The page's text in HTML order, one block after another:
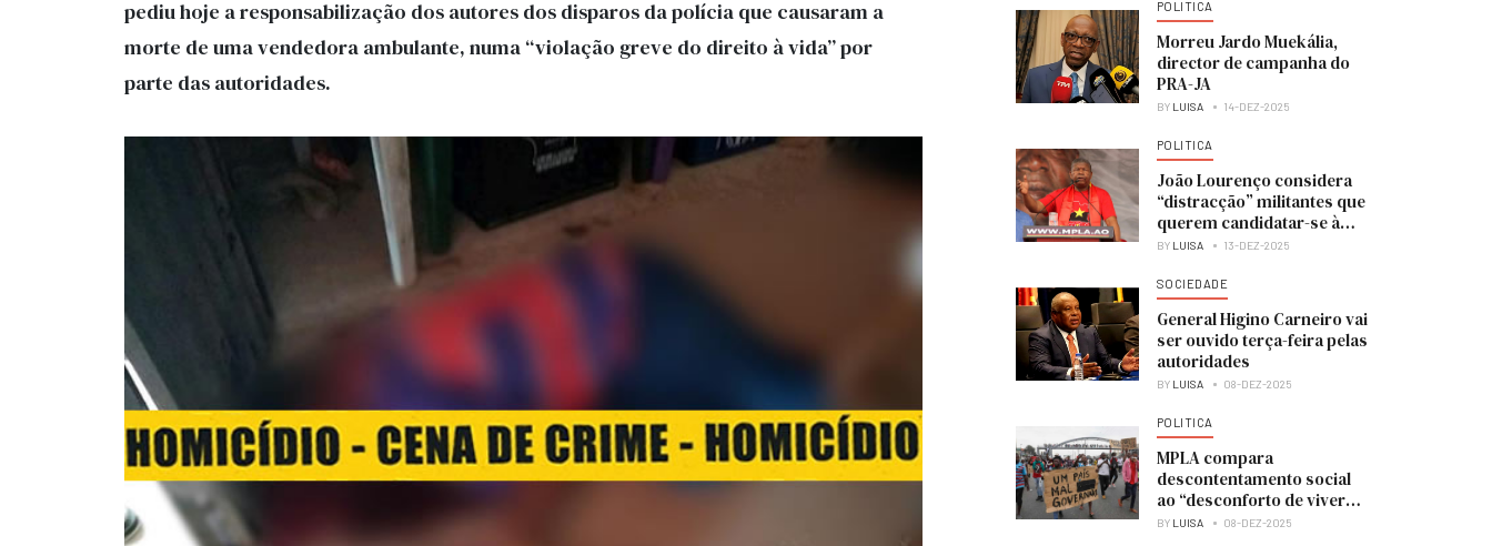
pediu hoje a responsabilização dos autores dos disparos da polícia que causaram a
morte de uma vendedora ambulante, numa “violação greve do direito à vida” por
parte das autoridades.
POLITICA
Morreu Jardo Muekália,
director de campanha do
PRA-JA
BY LUISA 14-DEZ-2025
POLITICA
João Lourenço considera
“distracção” militantes que
querem candidatar-se à
liderança do MPLA
BY LUISA 13-DEZ-2025
SOCIEDADE
General Higino Carneiro vai
ser ouvido terça-feira pelas
autoridades
BY LUISA 08-DEZ-2025
POLITICA
MPLA compara
descontentamento social
ao “desconforto de viver
numa casa em obras”
BY LUISA 08-DEZ-2025